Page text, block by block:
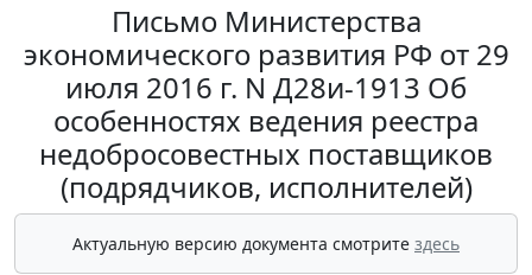
Письмо Министерства
экономического развития РФ от 29
июля 2016 г. N Д28и-1913 Об
особенностях ведения реестра
недобросовестных поставщиков
(подрядчиков, исполнителей)
Актуальную версию документа смотрите здесь